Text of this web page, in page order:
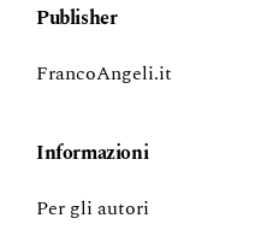
Publisher
FrancoAngeli.it
Informazioni
Per gli autori